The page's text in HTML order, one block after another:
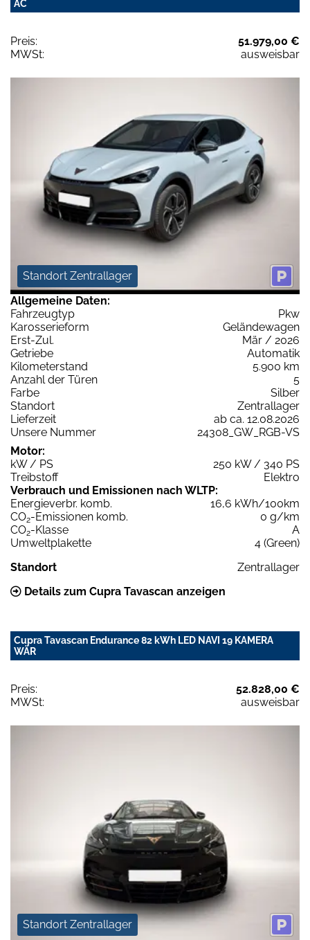
AC
Preis:
51.979,00 €
MWSt:
ausweisbar
Standort Zentrallager
Allgemeine Daten:
Fahrzeugtyp
Pkw
Karosserieform
Geländewagen
Erst-Zul.
Mär / 2026
Getriebe
Automatik
Kilometerstand
5.900 km
Anzahl der Türen
5
Farbe
Silber
Standort
Zentrallager
Lieferzeit
ab ca. 12.08.2026
Unsere Nummer
24308_GW_RGB-VS
Motor:
kW / PS
250 kW / 340 PS
Treibstoff
Elektro
Verbrauch und Emissionen nach WLTP:
Energieverbr. komb.
16,6 kWh/100km
CO2-Emissionen komb.
0 g/km
CO2-Klasse
A
Umweltplakette
4 (Green)
Standort
Zentrallager
Details zum Cupra Tavascan anzeigen
Cupra Tavascan Endurance 82 kWh LED NAVI 19 KAMERA
WÄR
Preis:
52.828,00 €
MWSt:
ausweisbar
Standort Zentrallager